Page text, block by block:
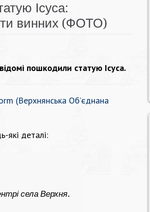
Ісуса:
винних (ФОТО)
пошкодили статую Ісуса.
(Верхнянська Об’єднана
які деталі:
села Верхня.